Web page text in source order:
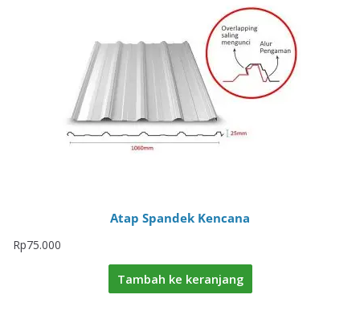
Atap Spandek Kencana
Rp75.000
Tambah ke keranjang